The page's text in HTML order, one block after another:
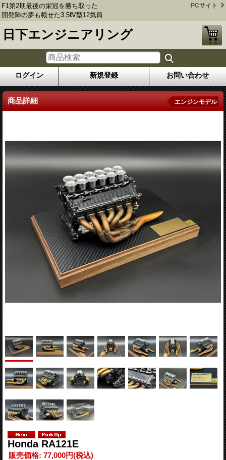
F1第2期最後の栄冠を勝ち取った
開発陣の夢も載せた3.5ℓV型12気筒
PCサイト
日下エンジニアリング
ログイン 新規登録 お問い合わせ
商品詳細 エンジンモデル
Honda RA121E
販売価格: 77,000円(税込)